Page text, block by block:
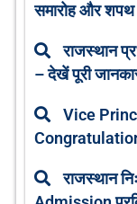
समारोह और शपथ
राजस्थान
– देखें पूरी
Vice
राजस्थान